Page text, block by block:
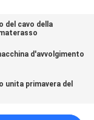
del cavo della
d'avvolgimento
unita primavera del